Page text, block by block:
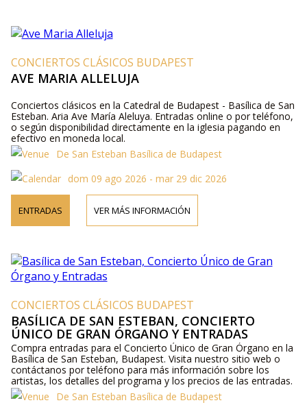
CONCIERTOS CLÁSICOS BUDAPEST
AVE MARIA ALLELUJA
Conciertos clásicos en la Catedral de Budapest - Basílica de San
Esteban. Aria Ave María Aleluya. Entradas online o por teléfono,
o según disponibilidad directamente en la iglesia pagando en
efectivo en moneda local.
De San Esteban Basílica de Budapest
dom 09 ago 2026 - mar 29 dic 2026
ENTRADAS VER MÁS INFORMACIÓN
CONCIERTOS CLÁSICOS BUDAPEST
BASÍLICA DE SAN ESTEBAN, CONCIERTO
ÚNICO DE GRAN ÓRGANO Y ENTRADAS
Compra entradas para el Concierto Único de Gran Órgano en la
Basílica de San Esteban, Budapest. Visita nuestro sitio web o
contáctanos por teléfono para más información sobre los
artistas, los detalles del programa y los precios de las entradas.
De San Esteban Basílica de Budapest